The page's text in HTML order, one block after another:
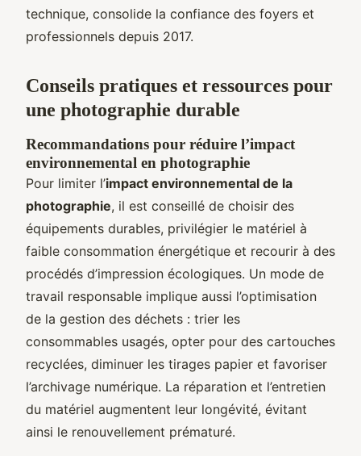
technique, consolide la confiance des foyers et
professionnels depuis 2017.
Conseils pratiques et ressources pour
une photographie durable
Recommandations pour réduire l’impact
environnemental en photographie
Pour limiter l’impact environnemental de la
photographie, il est conseillé de choisir des
équipements durables, privilégier le matériel à
faible consommation énergétique et recourir à des
procédés d’impression écologiques. Un mode de
travail responsable implique aussi l’optimisation
de la gestion des déchets : trier les
consommables usagés, opter pour des cartouches
recyclées, diminuer les tirages papier et favoriser
l’archivage numérique. La réparation et l’entretien
du matériel augmentent leur longévité, évitant
ainsi le renouvellement prématuré.